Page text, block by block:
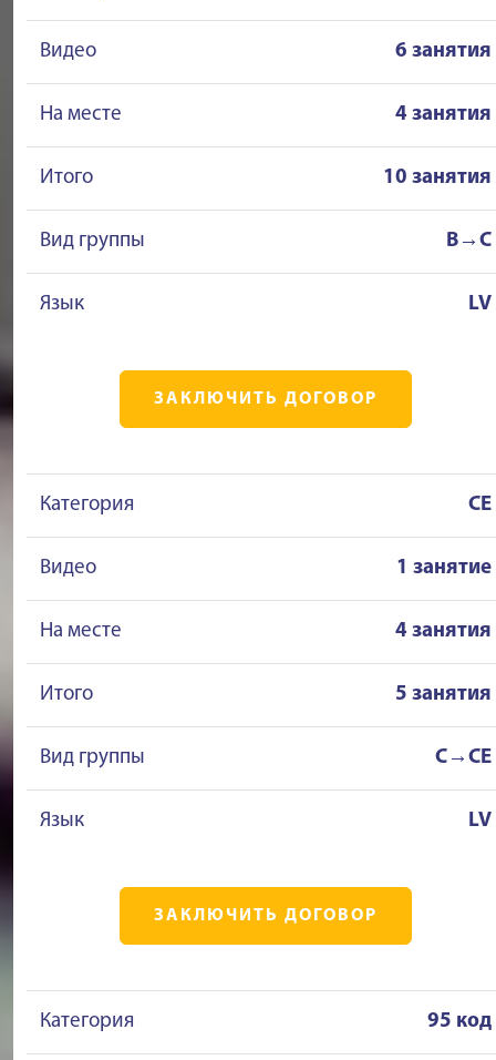
Видео 6 занятия
На месте 4 занятия
Итого 10 занятия
Вид группы B→C
Язык LV
ЗАКЛЮЧИТЬ ДОГОВОР
Категория CE
Видео 1 занятие
На месте 4 занятия
Итого 5 занятия
Вид группы C→CE
Язык LV
ЗАКЛЮЧИТЬ ДОГОВОР
Категория 95 код